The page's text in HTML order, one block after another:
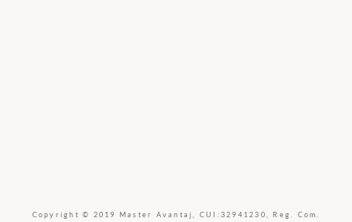
Copyright © 2019 Master Avantaj, CUI:32941230, Reg. Com.